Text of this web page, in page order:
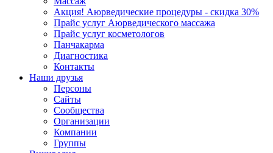
Акция! Аюрведические процедуры - скидка 30%
Прайс услуг Аюрведического массажа
Прайс услуг косметологов
Панчакарма
Диагностика
Контакты
Наши друзья
Персоны
Сайты
Сообщества
Организации
Компании
Группы